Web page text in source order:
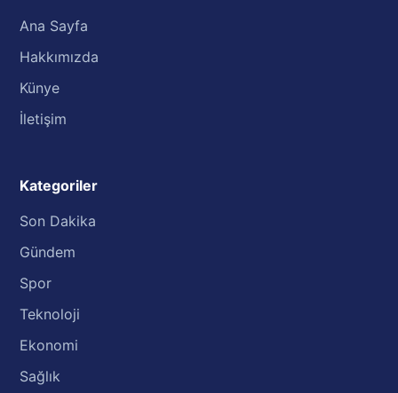
Ana Sayfa
Hakkımızda
Künye
İletişim
Kategoriler
Son Dakika
Gündem
Spor
Teknoloji
Ekonomi
Sağlık